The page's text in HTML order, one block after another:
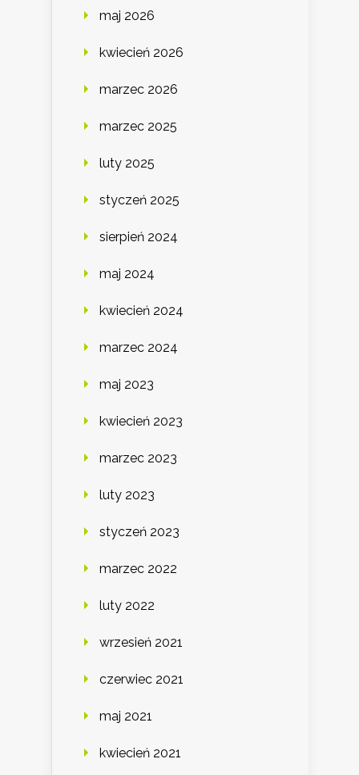
maj 2026
kwiecień 2026
marzec 2026
marzec 2025
luty 2025
styczeń 2025
sierpień 2024
maj 2024
kwiecień 2024
marzec 2024
maj 2023
kwiecień 2023
marzec 2023
luty 2023
styczeń 2023
marzec 2022
luty 2022
wrzesień 2021
czerwiec 2021
maj 2021
kwiecień 2021